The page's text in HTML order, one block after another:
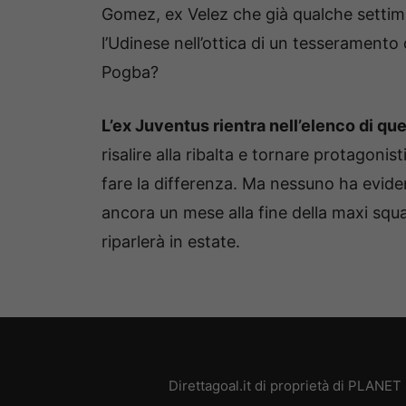
Gomez, ex Velez che già qualche
l’Udinese nell’ottica di un
Pogba?
L’ex Juventus rientra nell’elenco di
risalire alla ribalta e tornare
fare la differenza. Ma nessuno ha
ancora un mese alla fine della maxi
riparlerà in estate.
Direttagoal.it di proprietà di PLANET